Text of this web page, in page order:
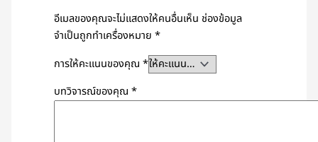
อีเมลของคุณจะไม่แสดงให้คนอื่นเห็น ช่องข้อมูล
จำเป็นถูกทำเครื่องหมาย*
การให้คะแนนของคุณ*
บทวิจารณ์ของคุณ*